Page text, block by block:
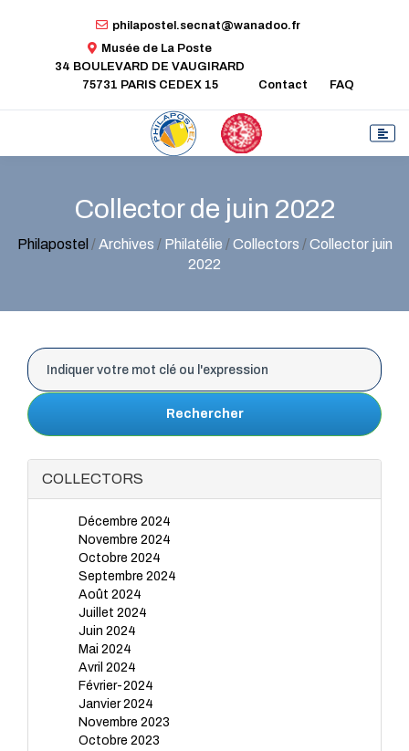
philapostel.secnat@wanadoo.fr
Musée de La Poste
34 BOULEVARD DE VAUGIRARD
75731 PARIS CEDEX 15
Contact FAQ
Collector de juin 2022
Philapostel /Archives / Philatélie /Collectors /Collector juin
2022
Rechercher
COLLECTORS
Décembre 2024
Novembre 2024
Octobre 2024
Septembre 2024
Août 2024
Juillet 2024
Juin 2024
Mai 2024
Avril 2024
Février-2024
Janvier 2024
Novembre 2023
Octobre 2023